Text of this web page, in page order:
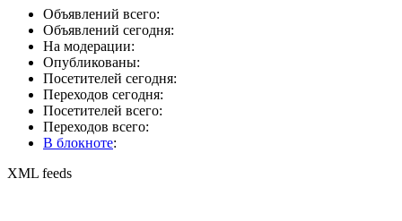
Объявлений всего:
Объявлений сегодня:
На модерации:
Опубликованы:
Посетителей сегодня:
Переходов сегодня:
Посетителей всего:
Переходов всего:
В блокноте:
XML feeds